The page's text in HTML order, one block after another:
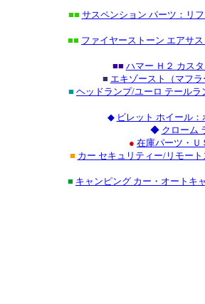
■■ サスペンション パーツ：リ
■■ ファイヤーストーン エアサ
■■ ハマー Ｈ２ カス
■ エキゾースト（マフ
■ ヘッドランプ/ユーロ テール
◆ ビレット ホイール
◆ クローム
● 在庫パーツ・Ｕ
■ カー セキュリティー/リモー
■ キャンピング カー・オートキ